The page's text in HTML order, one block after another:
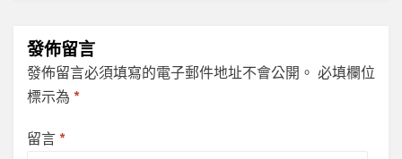
發佈留言
發佈留言必須填寫的電子郵件地址不會公開。 必填欄位
標示為 *
留言 *